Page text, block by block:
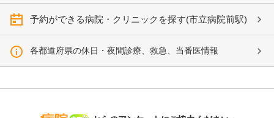
予約ができる病院・クリニックを探す(市立病院前駅)
各都道府県の休日・夜間診療、救急、当番医情報